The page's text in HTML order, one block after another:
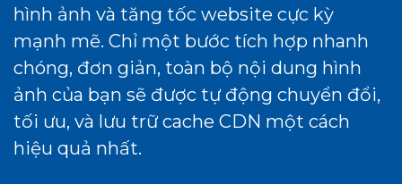
hình
nhập
ký
Liên
hệ
hình ảnh và tăng tốc website cực kỳ
mạnh mẽ. Chỉ một bước tích hợp nhanh
chóng, đơn giản, toàn bộ nội dung hình
ảnh của bạn sẽ được tự động chuyển đổi,
tối ưu, và lưu trữ cache CDN một cách
hiệu quả nhất.